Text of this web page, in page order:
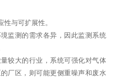
与可扩展性。
监测的需求各异，因此监测系统
较大的行业，系统可强化对气体
厂区，则可能更侧重噪声和废水